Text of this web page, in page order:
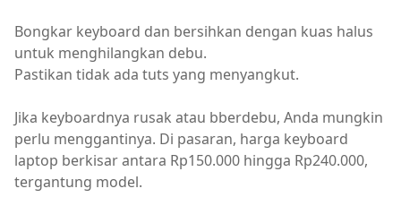
Bongkar keyboard dan bersihkan dengan kuas halus
untuk menghilangkan debu.
Pastikan tidak ada tuts yang menyangkut.
Jika keyboardnya rusak atau bberdebu, Anda mungkin
perlu menggantinya. Di pasaran, harga keyboard
laptop berkisar antara Rp150.000 hingga Rp240.000,
tergantung model.